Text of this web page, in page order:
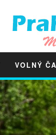
VOLNÝ